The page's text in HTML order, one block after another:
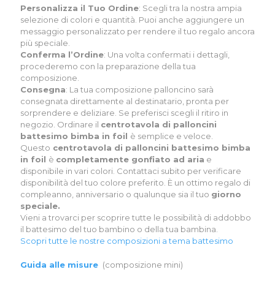
Personalizza il Tuo Ordine: Scegli tra la nostra ampia
selezione di colori e quantità. Puoi anche aggiungere un
messaggio personalizzato per rendere il tuo regalo ancora
più speciale.
Conferma l’Ordine: Una volta confermati i dettagli,
procederemo con la preparazione della tua
composizione.
Consegna: La tua composizione palloncino sarà
consegnata direttamente al destinatario, pronta per
sorprendere e deliziare. Se preferisci scegli il ritiro in
negozio. Ordinare il centrotavola di palloncini
battesimo bimba in foil è semplice e veloce.
Questo centrotavola di palloncini battesimo bimba
in foil è completamente gonfiato ad aria e
disponibile in vari colori. Contattaci subito per verificare
disponibilità del tuo colore preferito. È un ottimo regalo di
compleanno, anniversario o qualunque sia il tuo giorno
speciale.
Vieni a trovarci per scoprire tutte le possibilità di addobbo
il battesimo del tuo bambino o della tua bambina.
Scopri tutte le nostre composizioni a tema battesimo
Guida alle misure (composizione mini)